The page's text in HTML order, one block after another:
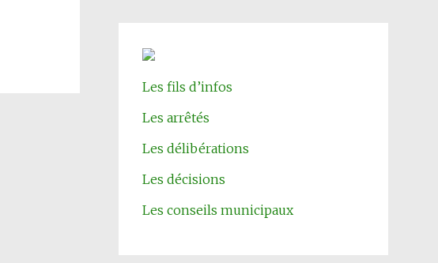
Les fils d’infos
Les arrêtés
Les délibérations
Les décisions
Les conseils municipaux